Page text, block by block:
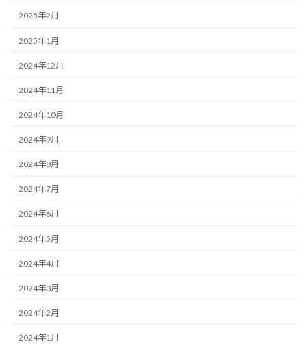
2025年2月
2025年1月
2024年12月
2024年11月
2024年10月
2024年9月
2024年8月
2024年7月
2024年6月
2024年5月
2024年4月
2024年3月
2024年2月
2024年1月